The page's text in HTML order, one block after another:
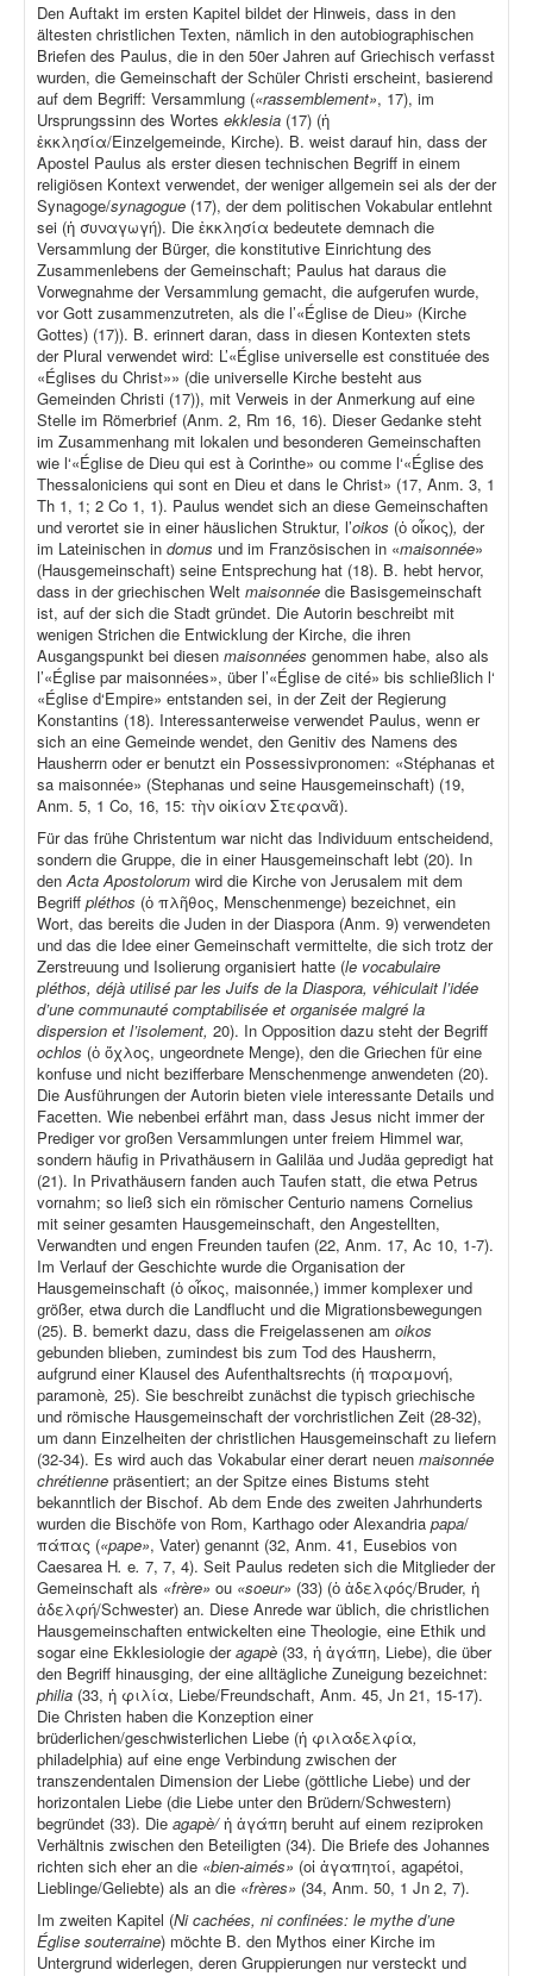
Den Auftakt im ersten Kapitel bildet der Hinweis, dass in den
ältesten christlichen Texten, nämlich in den autobiographischen
Briefen des Paulus, die in den 50er Jahren auf Griechisch verfasst
wurden, die Gemeinschaft der Schüler Christi erscheint, basierend
auf dem Begriff: Versammlung («rassemblement», 17), im
Ursprungssinn des Wortes ekklesia (17) (ἡ
ἐκκλησία/Einzelgemeinde, Kirche). B. weist darauf hin, dass der
Apostel Paulus als erster diesen technischen Begriff in einem
religiösen Kontext verwendet, der weniger allgemein sei als der der
Synagoge/synagogue (17), der dem politischen Vokabular entlehnt
sei (ἡ συναγωγή). Die ἐκκλησία bedeutete demnach die
Versammlung der Bürger, die konstitutive Einrichtung des
Zusammenlebens der Gemeinschaft; Paulus hat daraus die
Vorwegnahme der Versammlung gemacht, die aufgerufen wurde,
vor Gott zusammenzutreten, als die l’«Église de Dieu» (Kirche
Gottes) (17)). B. erinnert daran, dass in diesen Kontexten stets
der Plural verwendet wird: L’«Église universelle est constituée des
«Églises du Christ»» (die universelle Kirche besteht aus
Gemeinden Christi (17)), mit Verweis in der Anmerkung auf eine
Stelle im Römerbrief (Anm. 2, Rm 16, 16). Dieser Gedanke steht
im Zusammenhang mit lokalen und besonderen Gemeinschaften
wie l‘«Église de Dieu qui est à Corinthe» ou comme l‘«Église des
Thessaloniciens qui sont en Dieu et dans le Christ» (17, Anm. 3, 1
Th 1, 1; 2 Co 1, 1). Paulus wendet sich an diese Gemeinschaften
und verortet sie in einer häuslichen Struktur, l’oikos (ὁ οἶκος), der
im Lateinischen in domus und im Französischen in «maisonnée»
(Hausgemeinschaft) seine Entsprechung hat (18). B. hebt hervor,
dass in der griechischen Welt maisonnée die Basisgemeinschaft
ist, auf der sich die Stadt gründet. Die Autorin beschreibt mit
wenigen Strichen die Entwicklung der Kirche, die ihren
Ausgangspunkt bei diesen maisonnées genommen habe, also als
l’«Église par maisonnées», über l’«Église de cité» bis schließlich l‘
«Église d‘Empire» entstanden sei, in der Zeit der Regierung
Konstantins (18). Interessanterweise verwendet Paulus, wenn er
sich an eine Gemeinde wendet, den Genitiv des Namens des
Hausherrn oder er benutzt ein Possessivpronomen: «Stéphanas et
sa maisonnée» (Stephanas und seine Hausgemeinschaft) (19,
Anm. 5, 1 Co, 16, 15: τὴν οἰκίαν Στεφανᾶ).
Für das frühe Christentum war nicht das Individuum entscheidend,
sondern die Gruppe, die in einer Hausgemeinschaft lebt (20). In
denActa Apostolorum wird die Kirche von Jerusalem mit dem
Begriff pléthos (ὁ πλῆθος, Menschenmenge) bezeichnet, ein
Wort, das bereits die Juden in der Diaspora (Anm. 9) verwendeten
und das die Idee einer Gemeinschaft vermittelte, die sich trotz der
Zerstreuung und Isolierung organisiert hatte (le vocabulaire
pléthos, déjà utilisé par les Juifs de la Diaspora, véhiculait l’idée
d’une communauté comptabilisée et organisée malgré la
dispersion et l’isolement, 20). In Opposition dazu steht der Begriff
ochlos (ὁ ὄχλος, ungeordnete Menge), den die Griechen für eine
konfuse und nicht bezifferbare Menschenmenge anwendeten (20).
Die Ausführungen der Autorin bieten viele interessante Details und
Facetten. Wie nebenbei erfährt man, dass Jesus nicht immer der
Prediger vor großen Versammlungen unter freiem Himmel war,
sondern häufig in Privathäusern in Galiläa und Judäa gepredigt hat
(21). In Privathäusern fanden auch Taufen statt, die etwa Petrus
vornahm; so ließ sich ein römischer Centurio namens Cornelius
mit seiner gesamten Hausgemeinschaft, den Angestellten,
Verwandten und engen Freunden taufen (22, Anm. 17, Ac 10, 1-7).
Im Verlauf der Geschichte wurde die Organisation der
Hausgemeinschaft (ὁ οἶκος, maisonnée,) immer komplexer und
größer, etwa durch die Landflucht und die Migrationsbewegungen
(25). B. bemerkt dazu, dass die Freigelassenen am oikos
gebunden blieben, zumindest bis zum Tod des Hausherrn,
aufgrund einer Klausel des Aufenthaltsrechts (ἡ παραμονή,
paramonè, 25). Sie beschreibt zunächst die typisch griechische
und römische Hausgemeinschaft der vorchristlichen Zeit (28-32),
um dann Einzelheiten der christlichen Hausgemeinschaft zu liefern
(32-34). Es wird auch das Vokabular einer derart neuen maisonnée
chrétienne präsentiert; an der Spitze eines Bistums steht
bekanntlich der Bischof. Ab dem Ende des zweiten Jahrhunderts
wurden die Bischöfe von Rom, Karthago oder Alexandria papa/
πάπας («pape», Vater) genannt (32, Anm. 41, Eusebios von
Caesarea H. e. 7, 7, 4). Seit Paulus redeten sich die Mitglieder der
Gemeinschaft als «frère» ou «soeur» (33) (ὁ ἀδελφός/Bruder, ἡ
ἀδελφή/Schwester) an. Diese Anrede war üblich, die christlichen
Hausgemeinschaften entwickelten eine Theologie, eine Ethik und
sogar eine Ekklesiologie deragapè (33, ἡ ἀγάπη, Liebe), die über
den Begriff hinausging, der eine alltägliche Zuneigung bezeichnet:
philia (33, ἡ φιλία, Liebe/Freundschaft, Anm. 45, Jn 21, 15-17).
Die Christen haben die Konzeption einer
brüderlichen/geschwisterlichen Liebe (ἡ φιλαδελφία,
philadelphia) auf eine enge Verbindung zwischen der
transzendentalen Dimension der Liebe (göttliche Liebe) und der
horizontalen Liebe (die Liebe unter den Brüdern/Schwestern)
begründet (33). Die agapè/ἡ ἀγάπη beruht auf einem reziproken
Verhältnis zwischen den Beteiligten (34). Die Briefe des Johannes
richten sich eher an die «bien-aimés» (οἱ ἀγαπητοί, agapétoi,
Lieblinge/Geliebte) als an die «frères» (34, Anm. 50, 1 Jn 2, 7).
Im zweiten Kapitel (Ni cachées, ni confinées: le mythe d’une
Église souterraine) möchte B. den Mythos einer Kirche im
Untergrund widerlegen, deren Gruppierungen nur versteckt und